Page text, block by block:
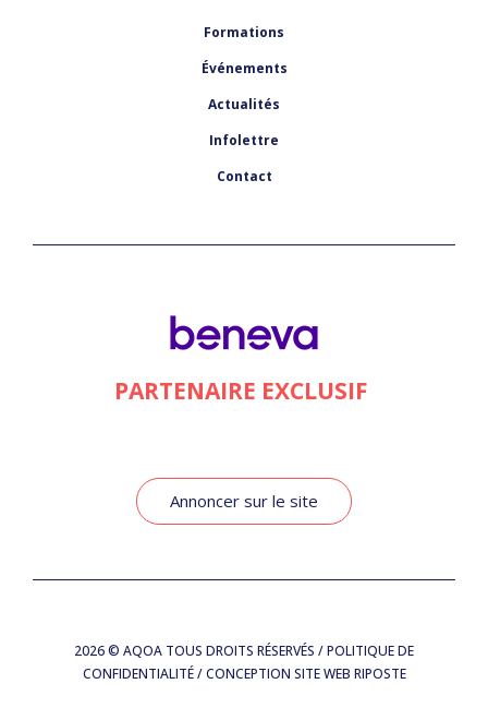
Formations
Événements
Actualités
Infolettre
Contact
PARTENAIRE EXCLUSIF
Annoncer sur le site
2026© AQOA TOUS DROITS RÉSERVÉS /POLITIQUE DE
CONFIDENTIALITÉ/ CONCEPTION SITE WEB RIPOSTE